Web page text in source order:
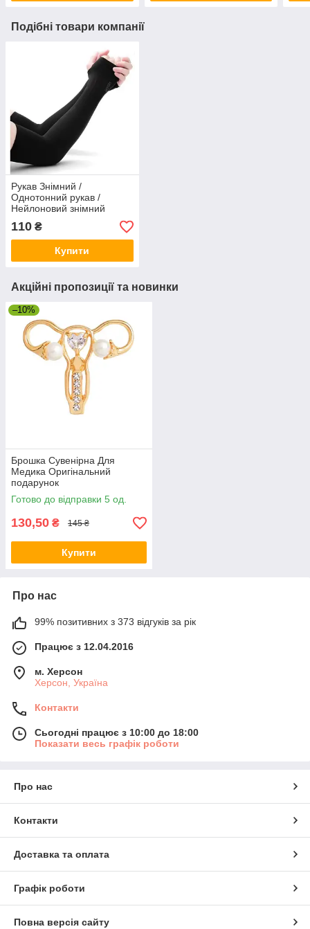
Подібні товари компанії
Рукав Знімний /
Однотонний рукав /
Нейлоновий знімний
рукав/ Подарунок другові /
Сувенір
110 ₴
Купити
Акційні пропозиції та новинки
–10%
Брошка Сувенірна Для
Медика Оригінальний
подарунок
Готово до відправки 5 од.
130,50 ₴ 145 ₴
Купити
Про нас
99% позитивних з 373 відгуків за рік
Працює з 12.04.2016
м. Херсон
Херсон, Україна
Контакти
Сьогодні працює з 10:00 до 18:00
Показати весь графік роботи
Про нас
Контакти
Доставка та оплата
Графік роботи
Повна версія сайту